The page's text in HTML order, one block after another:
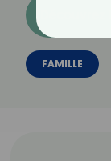
FAMILLE